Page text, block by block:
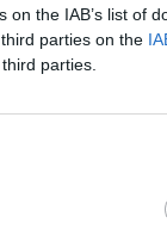
the IAB’s list of
parties on the
parties.